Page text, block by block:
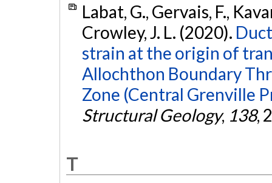
Labat, G., Gervais, F.,
Crowley, J. L. (2020).
strain at the origin of
Allochthon Boundary
Zone (Central Grenville
Structural Geology, 138,
T